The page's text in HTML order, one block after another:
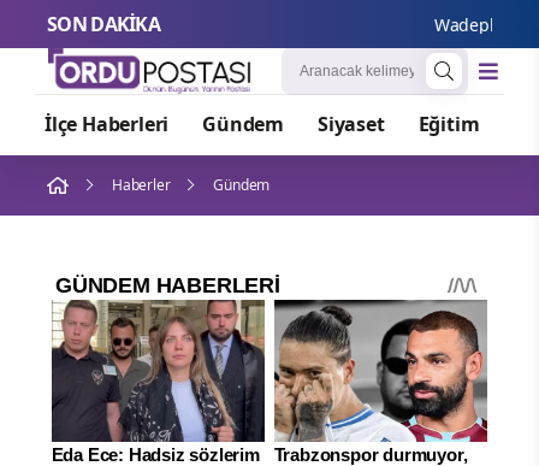
SON DAKİKA Wadephul’dan
İlçe Haberleri Gündem Siyaset Eğitim
Haberler Gündem